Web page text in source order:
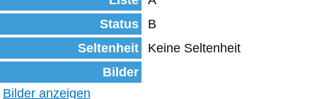
Status
B
Seltenheit
Keine Seltenheit
Bilder
Bilder anzeigen